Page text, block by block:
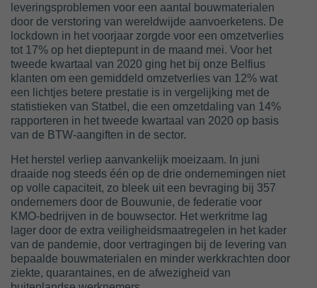
leveringsproblemen voor een aantal bouwmaterialen
door de verstoring van wereldwijde aanvoerketens. De
lockdown in het voorjaar zorgde voor een omzetverlies
tot 17% op het dieptepunt in de maand mei. Voor het
tweede kwartaal van 2020 ging het bij onze Belfius
klanten om een gemiddeld omzetverlies van 12% wat
een lichtjes betere prestatie is in vergelijking met de
statistieken van Statbel, die een omzetdaling van 14%
rapporteren in het tweede kwartaal van 2020 op basis
van de BTW-aangiften in de sector.
Het herstel verliep aanvankelijk moeizaam. In juni
draaide nog steeds één op de drie ondernemingen niet
op volle capaciteit, zo bleek uit een bevraging bij 357
ondernemers door de Bouwunie, de federatie voor
KMO-bedrijven in de bouwsector. Het werkritme lag
lager door de extra veiligheidsmaatregelen in het kader
van de pandemie, door vertragingen bij de levering van
bepaalde bouwmaterialen en minder werkkrachten door
ziekte, quarantaines, en de afwezigheid van